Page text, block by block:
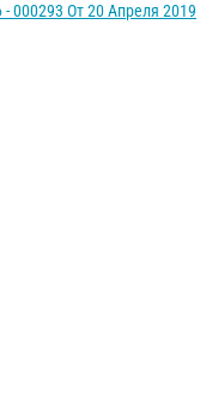
000293 От 20 Апреля 2019